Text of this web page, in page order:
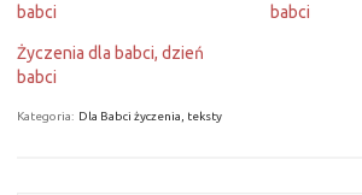
babci
babci
Życzenia dla babci, dzień
babci
Kategoria: Dla Babci życzenia, teksty